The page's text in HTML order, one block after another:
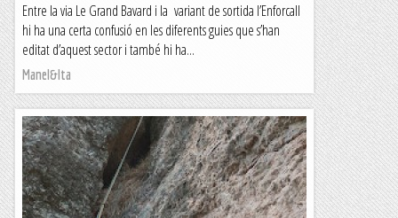
Entre la via Le Grand Bavard i la variant de sortida l’Enforcall
hi ha una certa confusió en les diferents guies que s’han
editat d’aquest sector i també hi ha...
Manel&Ita